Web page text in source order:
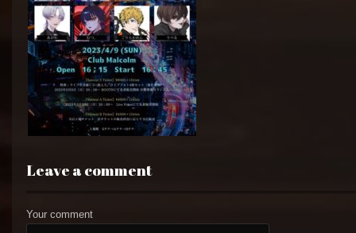
Leave a comment
Your comment